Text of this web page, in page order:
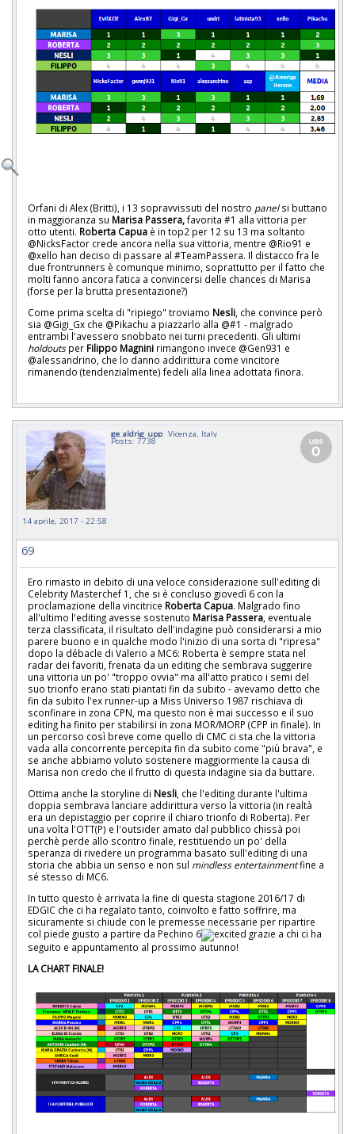
Orfani di Alex (Britti), i 13 sopravvissuti del nostro panelsi buttano
in maggioranza su Marisa Passera,favorita #1 alla vittoria per
otto utenti. Roberta Capua è in top2 per 12 su 13 ma soltanto
@NicksFactor crede ancora nella sua vittoria, mentre @Rio91 e
@xello han deciso di passare al #TeamPassera. Il distacco fra le
due frontrunners è comunque minimo, soprattutto per il fatto che
molti fanno ancora fatica a convincersi delle chances di Marisa
(forse per la brutta presentazione?)
Come prima scelta di "ripiego" troviamo Nesli , che convince però
sia @Gigi_Gx che @Pikachu a piazzarlo alla @#1 - malgrado
entrambi l'avessero snobbato nei turni precedenti. Gli ultimi
holdoutsper Filippo Magnini rimangono invece @Gen931 e
@alessandrino, che lo danno addirittura come vincitore
rimanendo (tendenzialmente) fedeli alla linea adottata finora.
ge_aldrig_upp Vicenza, Italy
Posts: 7738
14 aprile, 2017 - 22:58
69
Ero rimasto in debito di una veloce considerazione sull'editing di
Celebrity Masterchef 1, che si è concluso giovedì 6 con la
proclamazione della vincitrice Roberta Capua. Malgrado fino
all'ultimo l'editing avesse sostenuto Marisa Passera, eventuale
terza classificata, il risultato dell'indagine può considerarsi a mio
parere buono e in qualche modo l'inizio di una sorta di "ripresa"
dopo la débacle di Valerio a MC6: Roberta è sempre stata nel
radar dei favoriti, frenata da un editing che sembrava suggerire
una vittoria un po' "troppo ovvia" ma all'atto pratico i semi del
suo trionfo erano stati piantati fin da subito - avevamo detto che
fin da subito l'ex runner-up a Miss Universo 1987 rischiava di
sconfinare in zona CPN, ma questo non è mai successo e il suo
editing ha finito per stabilirsi in zona MOR/MORP (CPP in finale). In
un percorso così breve come quello di CMC ci sta che la vittoria
vada alla concorrente percepita fin da subito come "più brava", e
se anche abbiamo voluto sostenere maggiormente la causa di
Marisa non credo che il frutto di questa indagine sia da buttare.
Ottima anche la storyline di Nesli, che l'editing durante l'ultima
doppia sembrava lanciare addirittura verso la vittoria (in realtà
era un depistaggio per coprire il chiaro trionfo di Roberta). Per
una volta l'OTT(P) e l'outsider amato dal pubblico chissà poi
perchè perde allo scontro finale, restituendo un po' della
speranza di rivedere un programma basato sull'editing di una
storia che abbia un senso e non sul mindless entertainmentfine a
sé stesso di MC6.
In tutto questo è arrivata la fine di questa stagione 2016/17 di
EDGIC che ci ha regalato tanto, coinvolto e fatto soffrire, ma
sicuramente si chiude con le premesse necessarie per ripartire
col piede giusto a partire da Pechino 6
grazie a chi ci ha
seguito e appuntamento al prossimo autunno!
LA CHART FINALE!